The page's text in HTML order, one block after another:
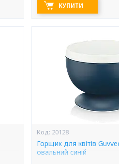
КУПИТИ
20128
Горщик для квітів
овальний синій